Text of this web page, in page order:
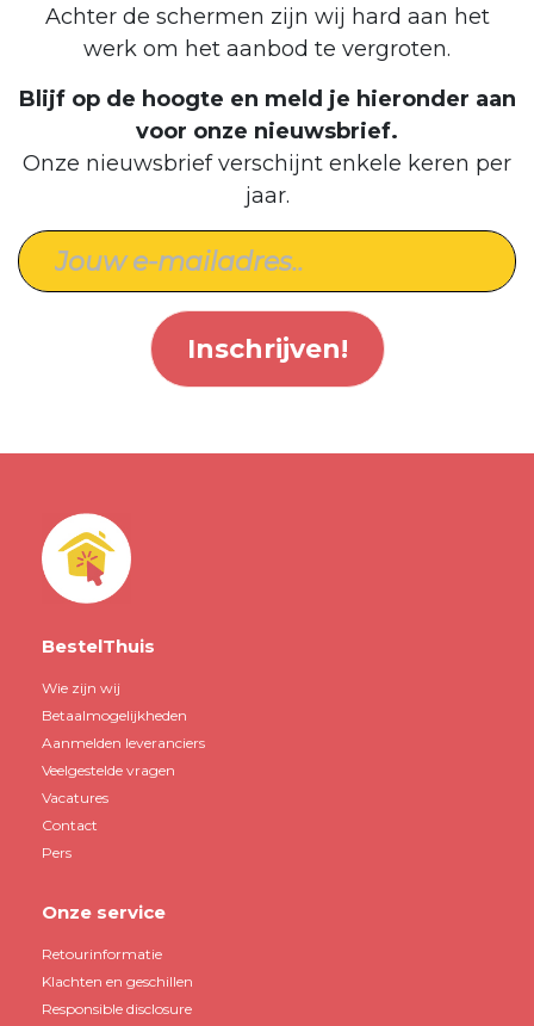
Achter de schermen zijn wij hard aan het
werk om het aanbod te vergroten.
Blijf op de hoogte en meld je hieronder aan
voor onze nieuwsbrief.
Onze nieuwsbrief verschijnt enkele keren per
jaar.
Inschrijven!
BestelThuis
Wie zijn wij
Betaalmogelijkheden
Aanmelden leveranciers
Veelgestelde vragen
Vacatures
Contact
Pers
Onze service
Retourinformatie
Klachten en geschillen
Responsible disclosure